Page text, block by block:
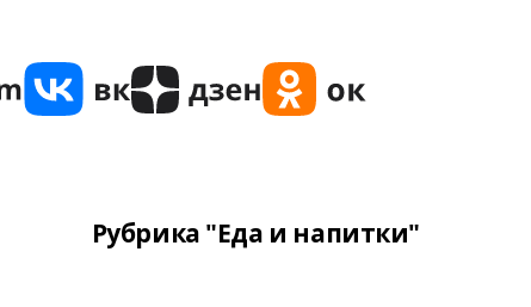
Рубрика "Еда и напитки"